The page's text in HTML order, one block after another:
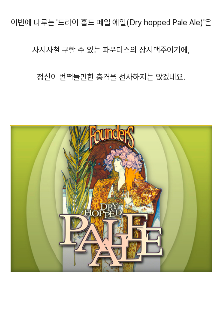
이번에 다루는 '드라이 홉드 페일 에일(Dry hopped Pale Ale)'은
사시사철 구할 수 있는 파운더스의 상시맥주이기에,
정신이 번쩍들만한 충격을 선사하지는 않겠네요.